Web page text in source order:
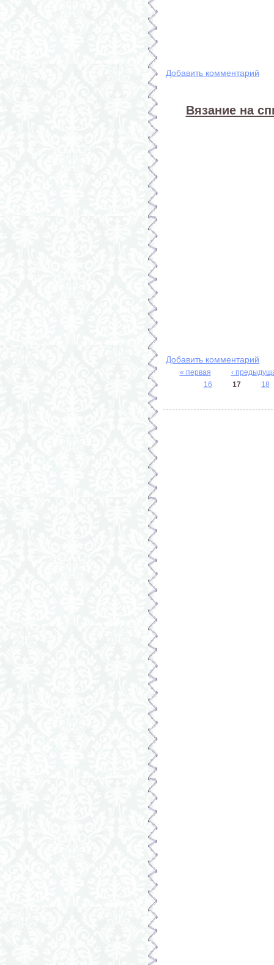
Добавить комментарий
Вязание на
Добавить комментарий
Страницы
« первая
‹
16
17 18